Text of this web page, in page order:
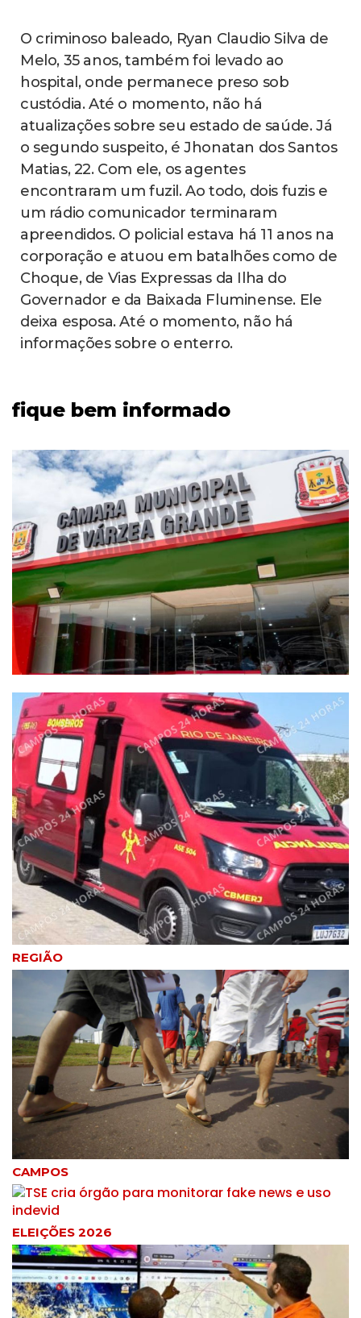
O criminoso baleado, Ryan Claudio Silva de
Melo, 35 anos, também foi levado ao
hospital, onde permanece preso sob
custódia. Até o momento, não há
atualizações sobre seu estado de saúde. Já
o segundo suspeito, é Jhonatan dos Santos
Matias, 22. Com ele, os agentes
encontraram um fuzil. Ao todo, dois fuzis e
um rádio comunicador terminaram
apreendidos. O policial estava há 11 anos na
corporação e atuou em batalhões como de
Choque, de Vias Expressas da Ilha do
Governador e da Baixada Fluminense. Ele
deixa esposa. Até o momento, não há
informações sobre o enterro.
fique bem informado
REGIÃO
CAMPOS
ELEIÇÕES 2026